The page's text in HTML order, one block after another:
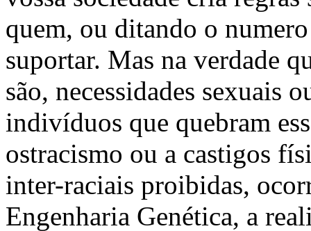
quem, ou ditando o
suportar. Mas na verdade
são, necessidades sexuais
indivíduos que quebram
ostracismo ou a castigos
inter-raciais proibidas,
Engenharia Genética, a